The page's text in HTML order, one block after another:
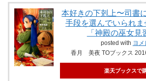
本好きの下剋上〜司書
手段を選んでいられ
「神殿の巫女見
posted with ヨメ
香月 美夜 TOブックス
楽天ブックスで